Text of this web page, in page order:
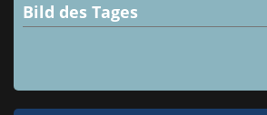
Bild des Tages